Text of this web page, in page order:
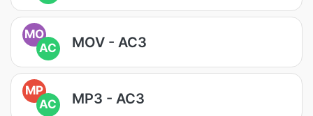
MO
AC
MOV - AC3
MP
AC
MP3 - AC3